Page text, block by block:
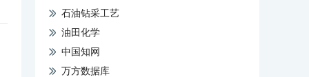
石油钻采工艺
油田化学
中国知网
万方数据库